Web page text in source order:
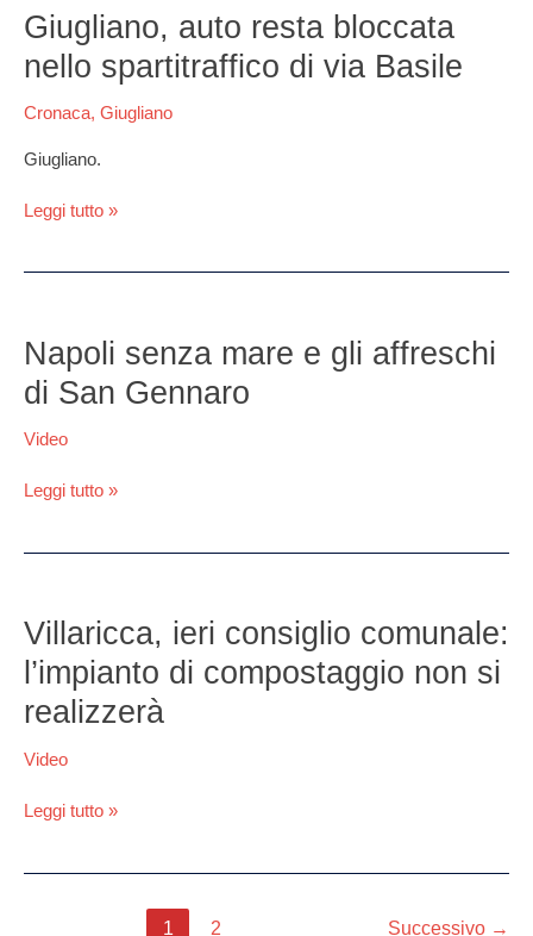
Giugliano, auto resta bloccata
nello spartitraffico di via Basile
Cronaca, Giugliano
Giugliano.
auto
resta
bloccata
spartitraffico
via
Leggi tutto »
Napoli senza mare e gli affreschi
di San Gennaro
Video
senza
mare
e
affreschi
San
Leggi tutto »
Villaricca, ieri consiglio comunale:
l’impianto di compostaggio non si
realizzerà
Video
ieri
consiglio
comunale:
l’impianto
di
compostaggio
realizzerà
Leggi tutto »
1 2 Successivo →